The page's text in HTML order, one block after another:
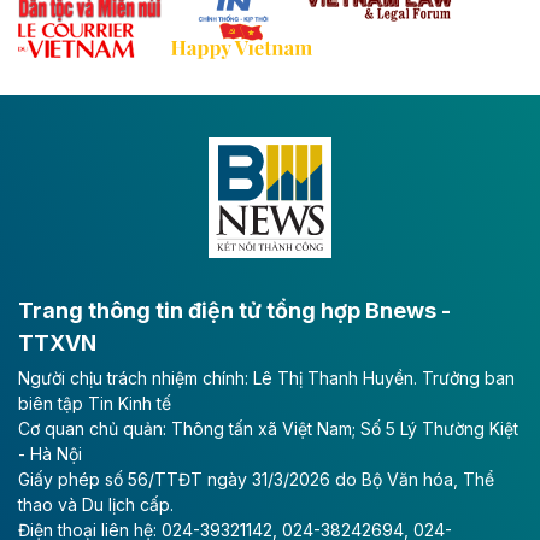
Theo baodautu.vn
Đề xuất đầu tư 11.500 tỷ đồng xây dựng cao
tốc CT.11 qua Ninh Bình
Đông A dài khoảng 25,1 km được kỳ vọng sẽ tạo động
lực phát triển kinh tế - xã hội khu vực phía Nam đồng
Long Thành
Tổng công ty Cảng hàng không Việt Nam - CTCP
(ACV) vừa lập kỷ lục mới về lợi nhuận trong quý
II/2026.
Theo baodautu.vn
Vinaconex lập đỉnh doanh thu
Trang thông tin điện tử tổng hợp Bnews -
TTXVN
Người chịu trách nhiệm chính: Lê Thị Thanh Huyền. Trưởng ban
biên tập Tin Kinh tế
Cơ quan chủ quản: Thông tấn xã Việt Nam; Số 5 Lý Thường Kiệt
- Hà Nội
Giấy phép số 56/TTĐT ngày 31/3/2026 do Bộ Văn hóa, Thể
thao và Du lịch cấp.
Điện thoại liên hệ: 024-39321142, 024-38242694, 024-